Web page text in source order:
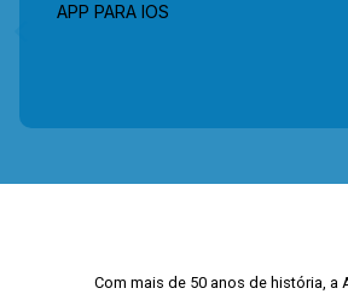
APP PARA IOS
Com mais de 50 anos de história, a